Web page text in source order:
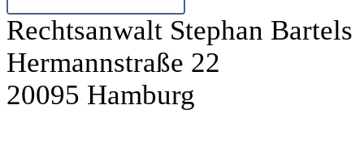
Rechtsanwalt Stephan Bartels
Hermannstraße 22
20095 Hamburg